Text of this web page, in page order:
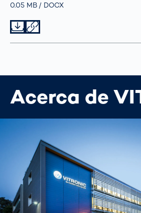
Größe
0.05 MB TypDOCX
Acerca de